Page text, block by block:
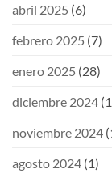
abril 2025 (6)
febrero 2025 (7)
enero 2025 (28)
diciembre 2024
noviembre 2024
agosto 2024 (1)